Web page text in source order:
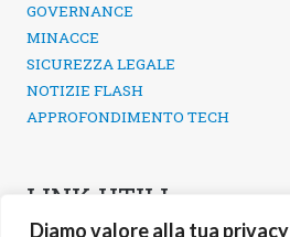
Diamo valore alla tua privacy
SICUREZZA DEI SOCIAL MEDIA
GOVERNANCE
MINACCE
SICUREZZA LEGALE
NOTIZIE FLASH
APPROFONDIMENTO TECH
LINK UTILI